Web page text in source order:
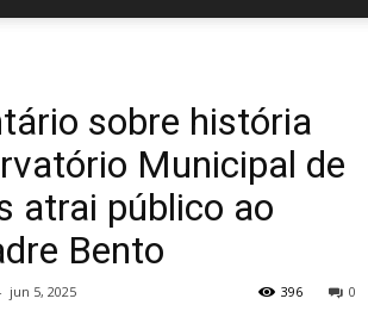
sobre história
Municipal de
atrai público ao
Bento
jun 5, 2025 0
396